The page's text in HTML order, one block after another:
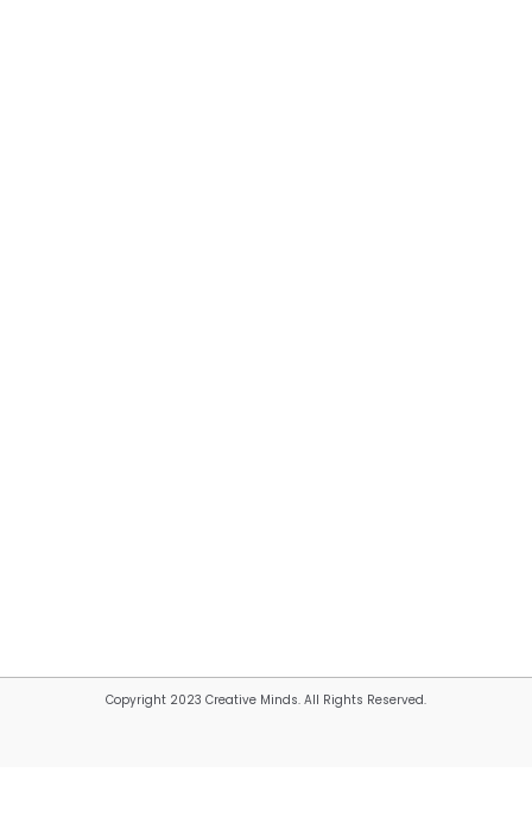
Copyright 2023 Creative Minds. All Rights Reserved.